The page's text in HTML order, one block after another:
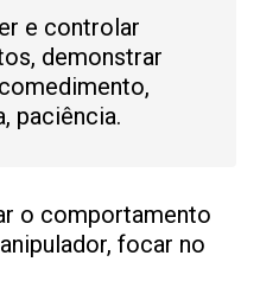
e controlar
demonstrar
paciência.
o comportamento
focar no